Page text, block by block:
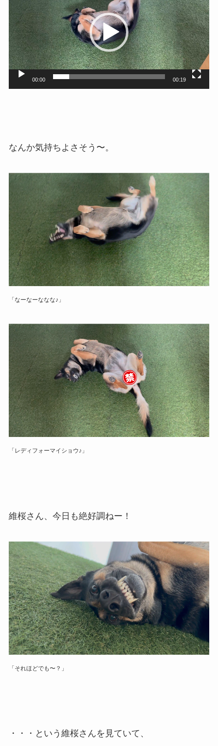
プ
レ
ー
ヤ
00:00 00:19
なんか気持ちよさそう〜。
「なーなーななな♪」
「レディフォーマイショウ♪」
維桜さん、今日も絶好調ねー！
「それほどでも〜？」
・・・という維桜さんを見ていて、